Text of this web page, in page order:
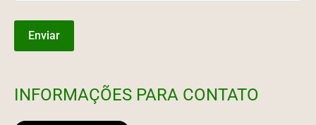
INFORMAÇÕES PARA CONTATO